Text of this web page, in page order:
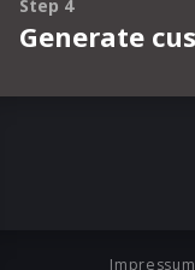
Impressum